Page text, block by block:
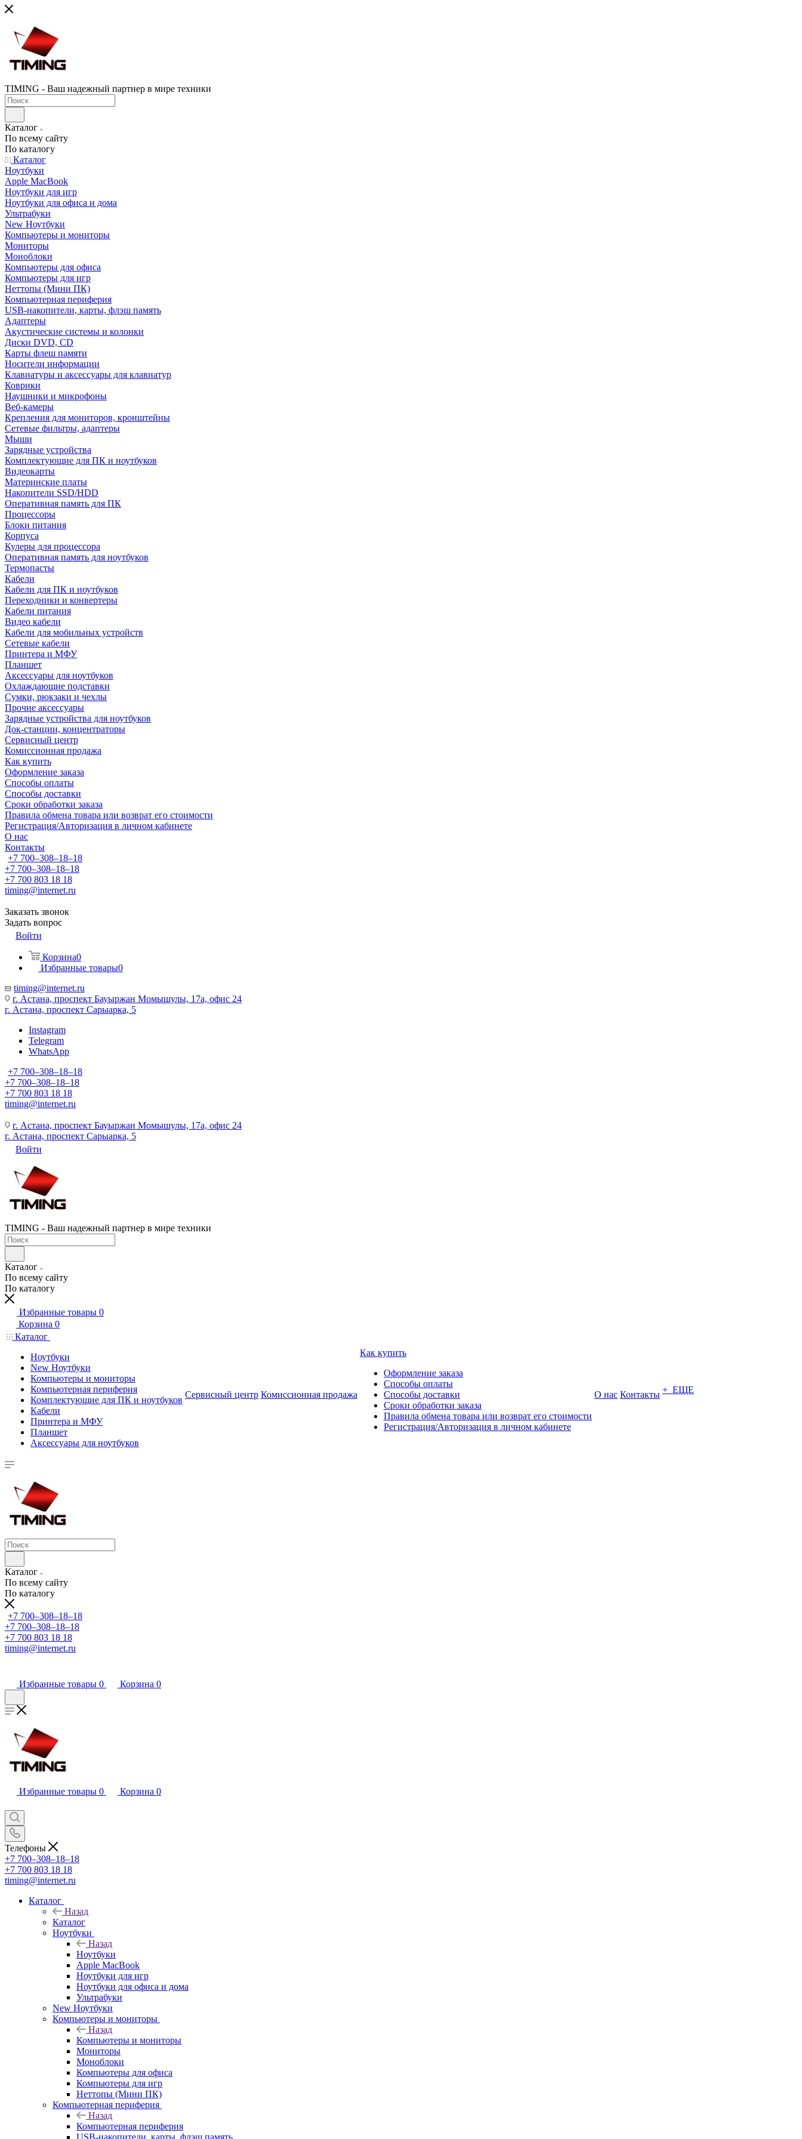
TIMING - Ваш надежный партнер в мире техники
Каталог
По всему сайту
По каталогу
Каталог
Ноутбуки
Apple MacBook
Ноутбуки для игр
Ноутбуки для офиса и дома
Ультрабуки
New Ноутбуки
Компьютеры и мониторы
Мониторы
Моноблоки
Компьютеры для офиса
Компьютеры для игр
Неттопы (Мини ПК)
Компьютерная периферия
USB-накопители, карты, флэш память
Адаптеры
Акустические системы и колонки
Диски DVD, CD
Карты флеш памяти
Носители информации
Клавиатуры и аксессуары для клавиатур
Коврики
Наушники и микрофоны
Веб-камеры
Крепления для мониторов, кронштейны
Сетевые фильтры, адаптеры
Мыши
Зарядные устройства
Комплектующие для ПК и ноутбуков
Видеокарты
Материнские платы
Накопители SSD/HDD
Оперативная память для ПК
Процессоры
Блоки питания
Корпуса
Кулеры для процессора
Оперативная память для ноутбуков
Термопасты
Кабели
Кабели для ПК и ноутбуков
Переходники и конвертеры
Кабели питания
Видео кабели
Кабели для мобильных устройств
Сетевые кабели
Принтера и МФУ
Планшет
Аксессуары для ноутбуков
Охлаждающие подставки
Сумки, рюкзаки и чехлы
Прочие аксессуары
Зарядные устройства для ноутбуков
Док-станции, концентраторы
Сервисный центр
Комиссионная продажа
Как купить
Оформление заказа
Способы оплаты
Способы доставки
Сроки обработки заказа
Правила обмена товара или возврат его стоимости
Регистрация/Авторизация в личном кабинете
О нас
Контакты
+7 700‒308‒18‒18
+7 700‒308‒18‒18
+7 700 803 18 18
timing@internet.ru
Заказать звонок
Задать вопрос
Войти
Корзина0
Избранные товары0
timing@internet.ru
г. Астана, проспект Бауыржан Момышулы, 17а, офис 24
г. Астана, проспект Сарыарка, 5
Instagram
Telegram
WhatsApp
+7 700‒308‒18‒18
+7 700‒308‒18‒18
+7 700 803 18 18
timing@internet.ru
г. Астана, проспект Бауыржан Момышулы, 17а, офис 24
г. Астана, проспект Сарыарка, 5
Войти
TIMING - Ваш надежный партнер в мире техники
Каталог
По всему сайту
По каталогу
Избранные товары 0
Корзина 0
Каталог
Ноутбуки
New Ноутбуки
Компьютеры и мониторы
Компьютерная периферия
Комплектующие для ПК и ноутбуков
Кабели
Принтера и МФУ
Планшет
Аксессуары для ноутбуков
Сервисный центр Комиссионная продажа
Как купить
Оформление заказа
Способы оплаты
Способы доставки
Сроки обработки заказа
Правила обмена товара или возврат его стоимости
Регистрация/Авторизация в личном кабинете
О нас Контакты + ЕЩЕ
Каталог
По всему сайту
По каталогу
+7 700‒308‒18‒18
+7 700‒308‒18‒18
+7 700 803 18 18
timing@internet.ru
Избранные товары 0 Корзина 0
Избранные товары 0 Корзина 0
Телефоны
+7 700‒308‒18‒18
+7 700 803 18 18
timing@internet.ru
Каталог
Назад
Каталог
Ноутбуки
Назад
Ноутбуки
Apple MacBook
Ноутбуки для игр
Ноутбуки для офиса и дома
Ультрабуки
New Ноутбуки
Компьютеры и мониторы
Назад
Компьютеры и мониторы
Мониторы
Моноблоки
Компьютеры для офиса
Компьютеры для игр
Неттопы (Мини ПК)
Компьютерная периферия
Назад
Компьютерная периферия
USB-накопители, карты, флэш память